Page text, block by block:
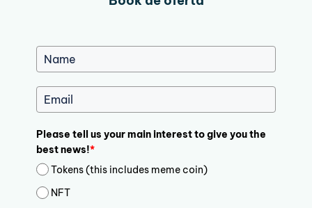
Please tell us your main interest to give you the
best news!*
Tokens (this includes meme coin)
NFT